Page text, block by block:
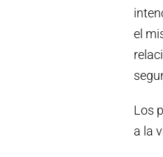
el
Los
a la